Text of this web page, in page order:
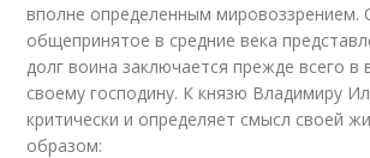
вполне определенным мировоззрением.
общепринятое в средние века
долг воина заключается прежде всего в
своему господину. К князю Владимиру
критически и определяет смысл своей
образом: